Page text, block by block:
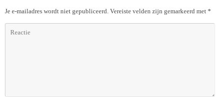
Je e-mailadres wordt niet gepubliceerd. Vereiste velden zijn gemarkeerd met *